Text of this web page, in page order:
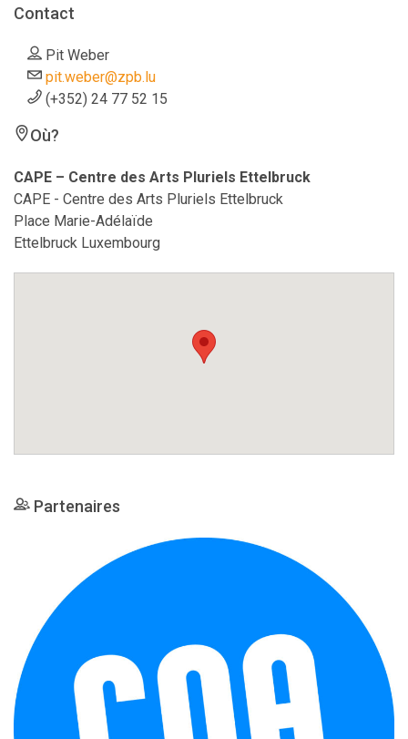
Contact
Pit Weber
pit.weber@zpb.lu
(+352) 24 77 52 15
Où?
CAPE – Centre des Arts Pluriels Ettelbruck
CAPE - Centre des Arts Pluriels Ettelbruck
Place Marie-Adélaïde
Ettelbruck Luxembourg
Partenaires